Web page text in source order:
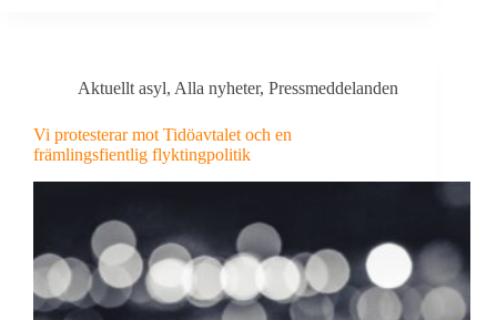
Aktuellt asyl, Alla nyheter, Pressmeddelanden
Vi protesterar mot Tidöavtalet och en
främlingsfientlig flyktingpolitik